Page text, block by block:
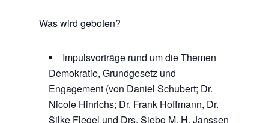
Was wird geboten?
Impulsvorträge rund um die Themen
Demokratie, Grundgesetz und
Engagement (von Daniel Schubert; Dr.
Nicole Hinrichs; Dr. Frank Hoffmann, Dr.
Silke Flegel und Drs. Siebo M. H. Janssen